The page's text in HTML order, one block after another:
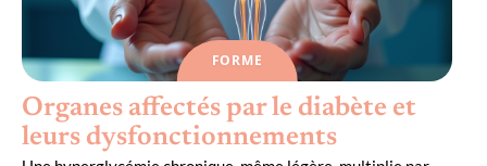
FORME
Organes affectés par le diabète et
leurs dysfonctionnements